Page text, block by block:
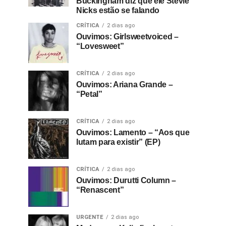
Nicks estão se falando
CRÍTICA 2 dias ago
Ouvimos: Girlsweetvoiced –
“Lovesweet”
CRÍTICA 2 dias ago
Ouvimos: Ariana Grande –
“Petal”
CRÍTICA 2 dias ago
Ouvimos: Lamento – “Aos que
lutam para existir” (EP)
CRÍTICA 2 dias ago
Ouvimos: Durutti Column –
“Renascent”
URGENTE 2 dias ago